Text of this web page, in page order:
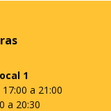
1
a 21:00
a 20:30